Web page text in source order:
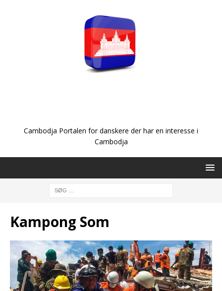
Cambodja Portalen for danskere der har en interesse i
Cambodja
Kampong Som